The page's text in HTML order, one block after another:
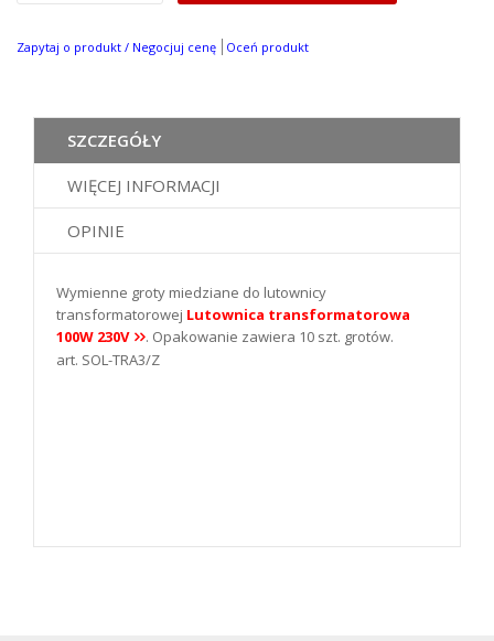
Zapytaj o produkt / Negocjuj cenę Oceń produkt
SZCZEGÓŁY
WIĘCEJ INFORMACJI
OPINIE
Wymienne groty miedziane do lutownicy
transformatorowej Lutownica transformatorowa
100W 230V
. Opakowanie zawiera 10 szt. grotów.
art. SOL-TRA3/Z